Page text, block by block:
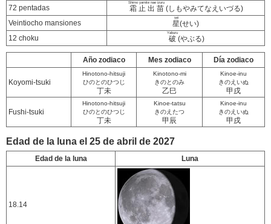
72 pentadas 霜止出苗
Shimo yamite nae izuru
(しもやみてなえいづる)
Veintiocho mansiones
星
sei
(せい)
12 choku
破
Yaburu
(やぶる)
Año zodiaco Mes zodiaco Día zodiaco
Koyomi-tsuki
Hinotono-hitsuji
ひのとのひつじ
丁未
Kinotono-mi
きのとのみ
乙巳
Kinoe-inu
きのえいぬ
甲戌
Fushi-tsuki
Hinotono-hitsuji
ひのとのひつじ
丁未
Kinoe-tatsu
きのえたつ
甲辰
Kinoe-inu
きのえいぬ
甲戌
Edad de la luna el 25 de abril de 2027
Edad de la luna Luna
18.14